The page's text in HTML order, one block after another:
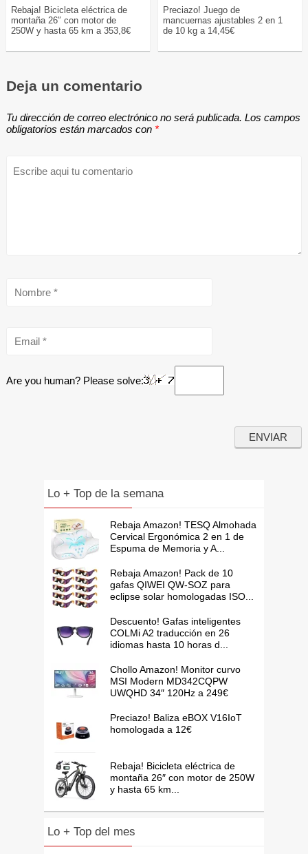
Rebaja! Bicicleta eléctrica de
montaña 26″ con motor de
250W y hasta 65 km a 353,8€
Preciazo! Juego de
mancuernas ajustables 2 en 1
de 10 kg a 14,45€
Deja un comentario
Tu dirección de correo electrónico no será publicada. Los campos
obligatorios están marcados con *
Are you human? Please solve:
Lo + Top de la semana
Rebaja Amazon! TESQ Almohada
Cervical Ergonómica 2 en 1 de
Espuma de Memoria y A...
Rebaja Amazon! Pack de 10
gafas QIWEI QW-SOZ para
eclipse solar homologadas ISO...
Descuento! Gafas inteligentes
COLMi A2 traducción en 26
idiomas hasta 10 horas d...
Chollo Amazon! Monitor curvo
MSI Modern MD342CQPW
UWQHD 34″ 120Hz a 249€
Preciazo! Baliza eBOX V16IoT
homologada a 12€
Rebaja! Bicicleta eléctrica de
montaña 26″ con motor de 250W
y hasta 65 km...
Lo + Top del mes